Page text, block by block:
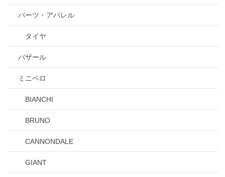
パーツ・アパレル
タイヤ
バザール
ミニベロ
BIANCHI
BRUNO
CANNONDALE
GIANT